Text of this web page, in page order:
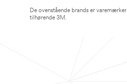
De ovenstående brands er varemærker
tilhørende 3M.